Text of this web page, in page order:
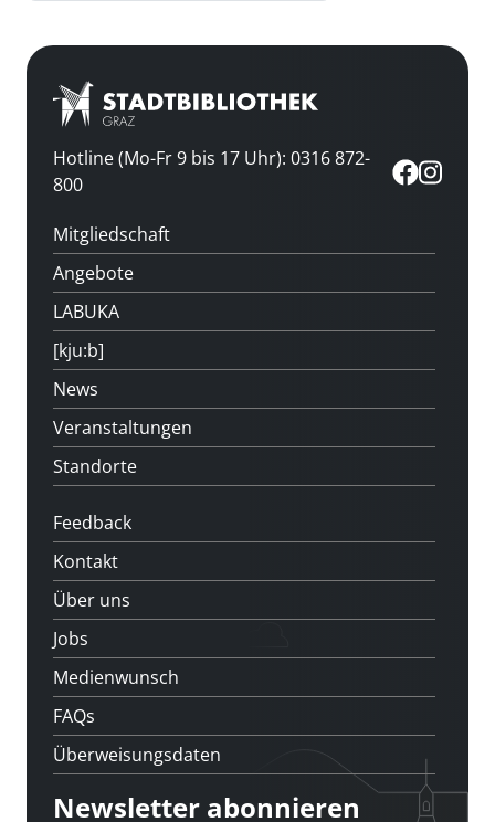
Hotline (Mo-Fr 9 bis 17 Uhr): 0316 872-
800
Mitgliedschaft
Angebote
LABUKA
[kju:b]
News
Veranstaltungen
Standorte
Feedback
Kontakt
Über uns
Jobs
Medienwunsch
FAQs
Überweisungsdaten
Newsletter abonnieren